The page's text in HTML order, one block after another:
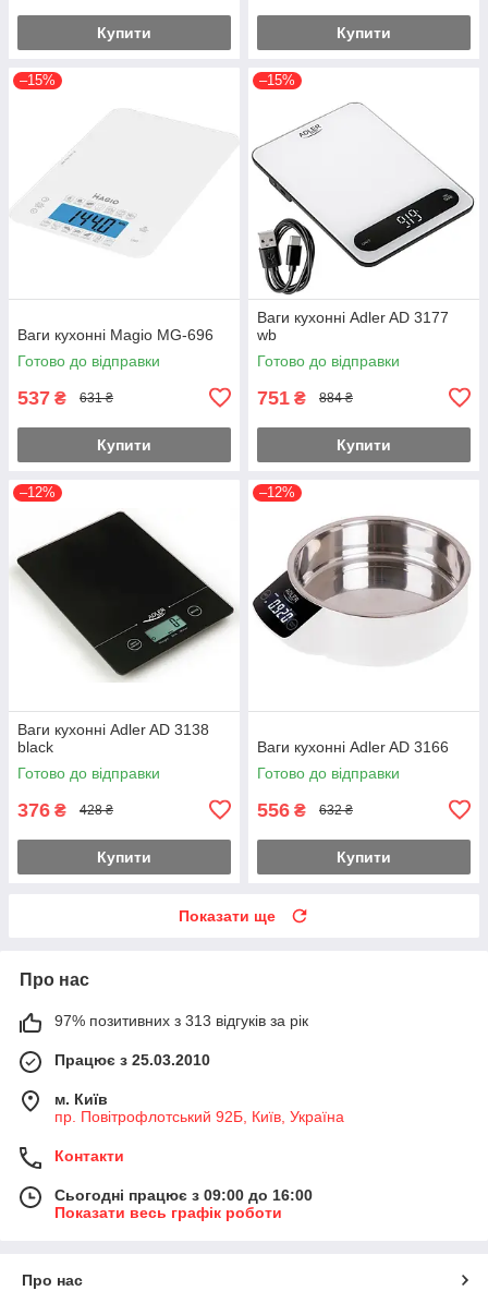
Купити Купити
–15%
Ваги кухонні Magio MG-696
Готово до відправки
537 ₴ 631 ₴
Купити
–15%
Ваги кухонні Adler AD 3177
wb
Готово до відправки
751 ₴ 884 ₴
Купити
–12%
Ваги кухонні Adler AD 3138
black
Готово до відправки
376 ₴ 428 ₴
Купити
–12%
Ваги кухонні Adler AD 3166
Готово до відправки
556 ₴ 632 ₴
Купити
Показати ще
Про нас
97% позитивних з 313 відгуків за рік
Працює з 25.03.2010
м. Київ
пр. Повітрофлотський 92Б, Київ, Україна
Контакти
Сьогодні працює з 09:00 до 16:00
Показати весь графік роботи
Про нас